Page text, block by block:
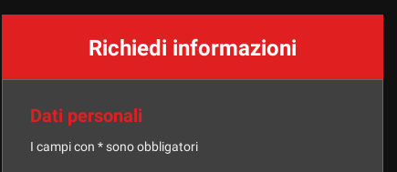
Richiedi informazioni
Dati personali
I campi con * sono obbligatori